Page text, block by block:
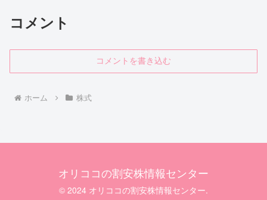
コメント
コメントを書き込む
ホーム 株式
オリココの割安株情報センター
© 2024 オリココの割安株情報センター.